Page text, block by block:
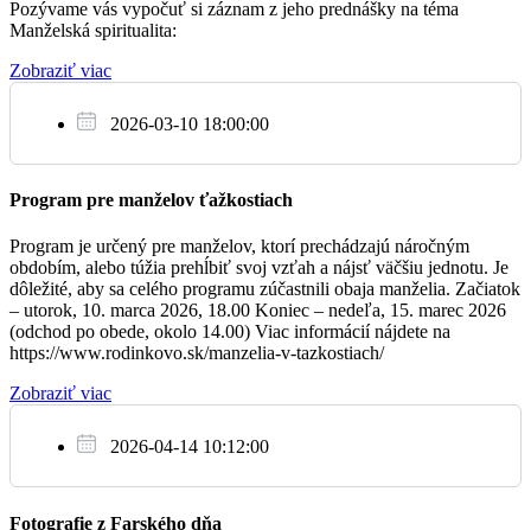
Reca (slov.)
† József, Mihály és Mária
11:00
† szülők és nagyszülők
Boldog (magy.)
17:00
Za † členov rodiny
Boldog (slov.)
2.11.
Za † členov rodiny Heribanových
Pozývame vás vypočuť si záznam z jeho prednášky na téma
Manželská spiritualita:
Zobraziť viac
2026-03-10 18:00:00
Program pre manželov ťažkostiach
Program je určený pre manželov, ktorí prechádzajú náročným
obdobím, alebo túžia prehĺbiť svoj vzťah a nájsť väčšiu jednotu. Je
dôležité, aby sa celého programu zúčastnili obaja manželia. Začiatok
– utorok, 10. marca 2026, 18.00 Koniec – nedeľa, 15. marec 2026
(odchod po obede, okolo 14.00) Viac informácií nájdete na
https://www.rodinkovo.sk/manzelia-v-tazkostiach/
Zobraziť viac
2026-04-14 10:12:00
Fotografie z Farského dňa